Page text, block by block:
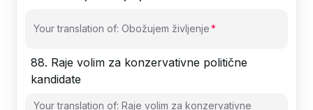
Your translation of: Obožujem življenje
88. Raje volim za konzervativne politične
kandidate
Your translation of: Raje volim za konzervativne